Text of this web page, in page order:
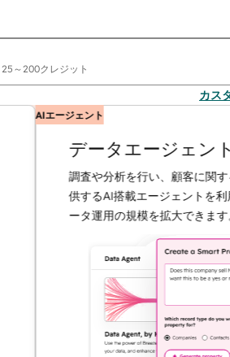
25 ～200クレジット
カス
AIエージェント
データエージェント
調査や分析を行い、顧客に関する回
供するAI搭載エージェントを利用す
ータ運用の規模を拡大できます。も